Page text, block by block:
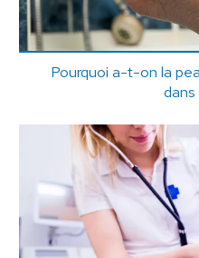
Pourquoi a-t-on la
dans